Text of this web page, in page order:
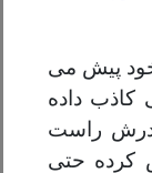
پیش می
داده
راست
کرده حتی